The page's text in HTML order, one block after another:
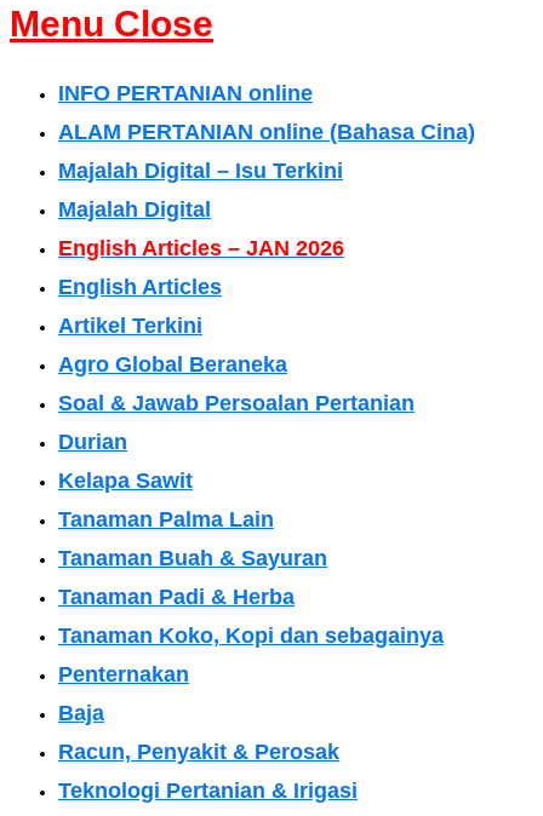
Menu Close
INFO PERTANIAN online
ALAM PERTANIAN online (Bahasa Cina)
Majalah Digital – Isu Terkini
Majalah Digital
English Articles – JAN 2026
English Articles
Artikel Terkini
Agro Global Beraneka
Soal & Jawab Persoalan Pertanian
Durian
Kelapa Sawit
Tanaman Palma Lain
Tanaman Buah & Sayuran
Tanaman Padi & Herba
Tanaman Koko, Kopi dan sebagainya
Penternakan
Baja
Racun, Penyakit & Perosak
Teknologi Pertanian & Irigasi